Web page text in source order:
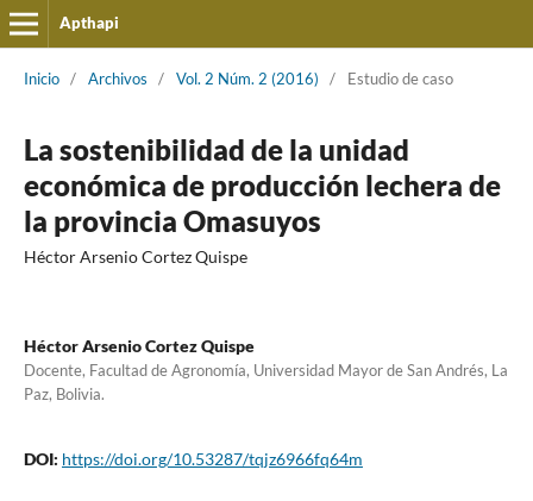
Apthapi
Inicio / Archivos / Vol. 2 Núm. 2 (2016) / Estudio de caso
La sostenibilidad de la unidad
económica de producción lechera de
la provincia Omasuyos
Héctor Arsenio Cortez Quispe
Héctor Arsenio Cortez Quispe
Docente, Facultad de Agronomía, Universidad Mayor de San Andrés, La
Paz, Bolivia.
DOI: https://doi.org/10.53287/tqjz6966fq64m